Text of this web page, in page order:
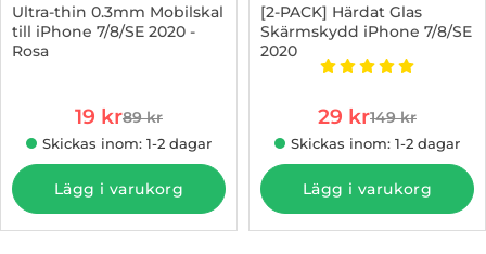
Ultra-thin 0.3mm Mobilskal
till iPhone 7/8/SE 2020 -
Rosa
rea pris
19 krtidigare pris
89 kr
Skickas inom: 1-2 dagar
Lägg i varukorg
[2-PACK] Härdat Glas
Skärmskydd iPhone 7/8/SE
2020
Art. nr 1002849851Betyg: 5 stjärnor
rea pris
29 krtidigare pris
149 kr
Skickas inom: 1-2 dagar
Lägg i varukorg